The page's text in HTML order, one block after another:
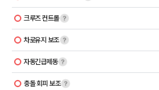
크루즈 컨트롤
차로유지 보조
자동긴급제동
충돌 회피 보조